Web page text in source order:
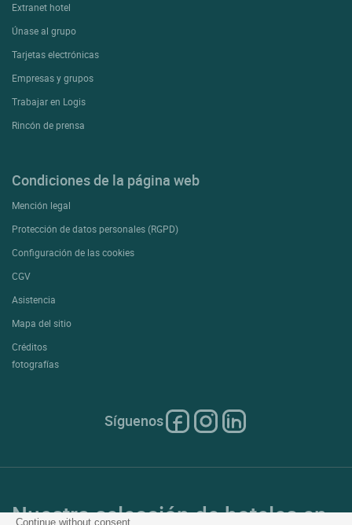
Continue without consent
Extranet hotel
Únase al grupo
Tarjetas electrónicas
Empresas y grupos
Trabajar en Logis
Rincón de prensa
Condiciones de la página web
Mención legal
Protección de datos personales (RGPD)
Configuración de las cookies
CGV
Asistencia
Mapa del sitio
Créditos
fotografías
Síguenos
Nuestra selección de hoteles en